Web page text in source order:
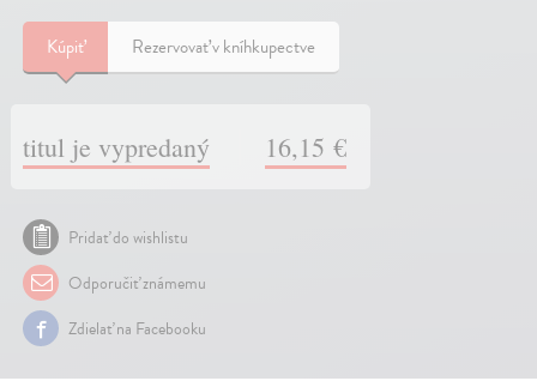
Kúpiť Rezervovať v kníhkupectve
titul je vypredaný 16,15 €
Pridať do wishlistu
Odporučiť známemu
Zdielať na Facebooku